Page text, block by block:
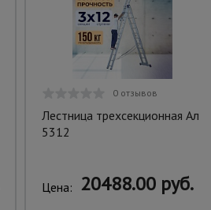
0 отзывов
Лестница трехсекционная Ал
5312
Цена: 20488.00 руб.